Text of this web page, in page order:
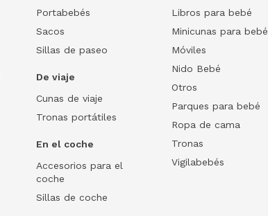
Portabebés
Sacos
Sillas de paseo
De viaje
Cunas de viaje
Tronas portátiles
En el coche
Accesorios para el
coche
Sillas de coche
Libros para bebé
Minicunas para bebé
Móviles
Nido Bebé
Otros
Parques para bebé
Ropa de cama
Tronas
Vigilabebés